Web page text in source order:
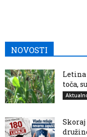
NOVOSTI
Letina
toča,